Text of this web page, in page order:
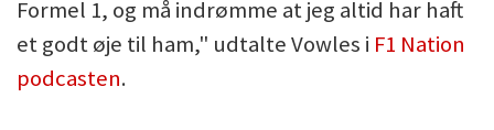
Formel 1, og må indrømme at jeg altid har haft
et godt øje til ham," udtalte Vowles i F1 Nation
podcasten.